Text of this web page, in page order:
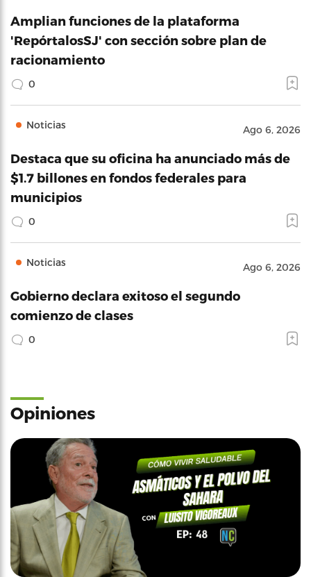
Amplian funciones de la plataforma
'RepórtalosSJ' con sección sobre plan de
racionamiento
0
Noticias Ago 6, 2026
Destaca que su oficina ha anunciado más de
$1.7 billones en fondos federales para
municipios
0
Noticias Ago 6, 2026
Gobierno declara exitoso el segundo
comienzo de clases
0
Opiniones